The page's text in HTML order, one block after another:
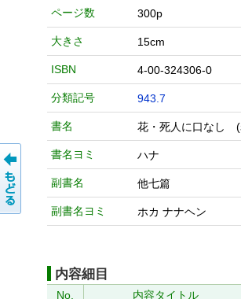
ページ数 300p
大きさ 15cm
ISBN 4-00-324306-0
分類記号 943.7
書名 花・死人に口なし (
書名ヨミ ハナ
副書名 他七篇
副書名ヨミ ホカ ナナヘン
内容細目
No. 内容タイトル